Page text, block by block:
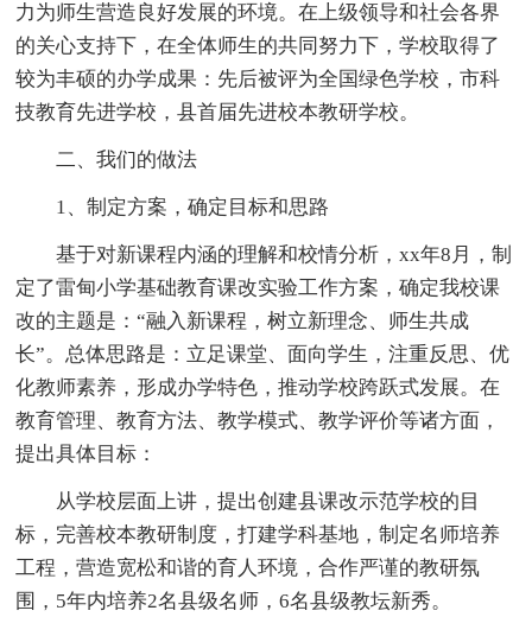
力为师生营造良好发展的环境。在上级领导和社会各界
的关心支持下，在全体师生的共同努力下，学校取得了
较为丰硕的办学成果：先后被评为全国绿色学校，市科
技教育先进学校，县首届先进校本教研学校。
二、我们的做法
1、制定方案，确定目标和思路
基于对新课程内涵的理解和校情分析，xx年8月，制
定了雷甸小学基础教育课改实验工作方案，确定我校课
改的主题是：“融入新课程，树立新理念、师生共成
长”。总体思路是：立足课堂、面向学生，注重反思、优
化教师素养，形成办学特色，推动学校跨跃式发展。在
教育管理、教育方法、教学模式、教学评价等诸方面，
提出具体目标：
从学校层面上讲，提出创建县课改示范学校的目
标，完善校本教研制度，打建学科基地，制定名师培养
工程，营造宽松和谐的育人环境，合作严谨的教研氛
围，5年内培养2名县级名师，6名县级教坛新秀。